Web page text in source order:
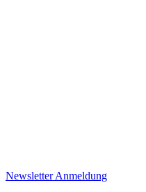
Newsletter Anmeldung